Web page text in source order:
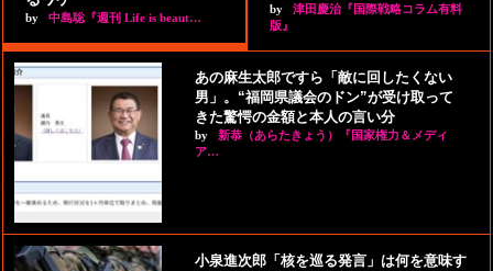
by 中島聡『週刊 Life is beaut…
by
津田慶治『国際戦略コラム有料
版』
あの麻生太郎ですら「敵に回したくない
男」。“福岡県議会のドン”が受け取って
きた驚愕の金額と本人の言い分
by
新恭（あらたきょう）『国家権力＆メディ
ア…
小泉進次郎「核を巡る発言」は何を意味す